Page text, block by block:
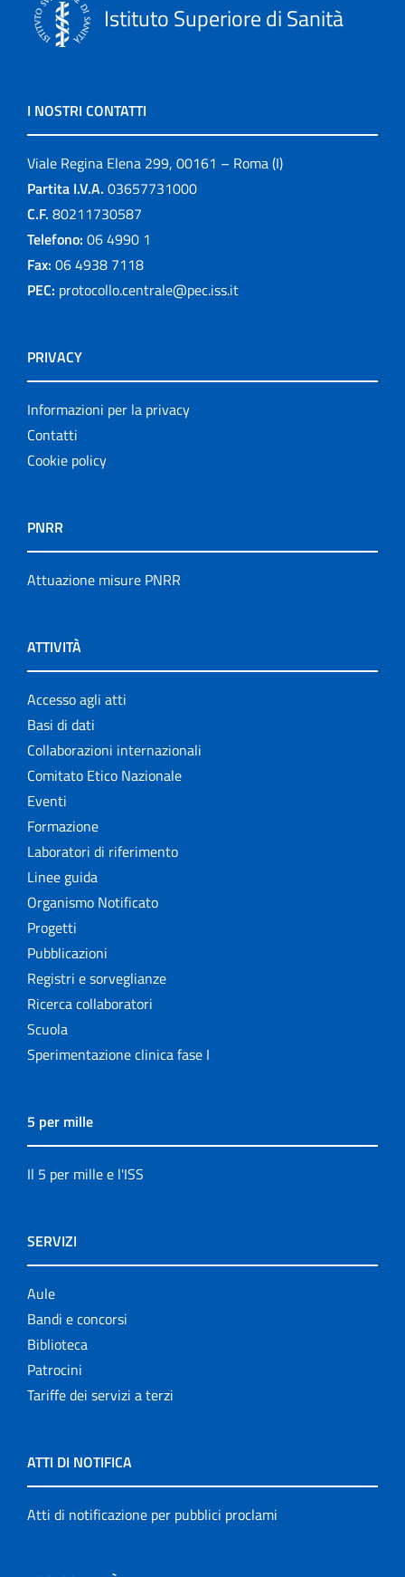
Istituto Superiore di Sanità
I NOSTRI CONTATTI
Viale Regina Elena 299, 00161 – Roma (I)
Partita I.V.A. 03657731000
C.F. 80211730587
Telefono: 06 4990 1
Fax: 06 4938 7118
PEC: protocollo.centrale@pec.iss.it
PRIVACY
Informazioni per la privacy
Contatti
Cookie policy
PNRR
Attuazione misure PNRR
ATTIVITÀ
Accesso agli atti
Basi di dati
Collaborazioni internazionali
Comitato Etico Nazionale
Eventi
Formazione
Laboratori di riferimento
Linee guida
Organismo Notificato
Progetti
Pubblicazioni
Registri e sorveglianze
Ricerca collaboratori
Scuola
Sperimentazione clinica fase I
5 per mille
Il 5 per mille e l'ISS
SERVIZI
Aule
Bandi e concorsi
Biblioteca
Patrocini
Tariffe dei servizi a terzi
ATTI DI NOTIFICA
Atti di notificazione per pubblici proclami